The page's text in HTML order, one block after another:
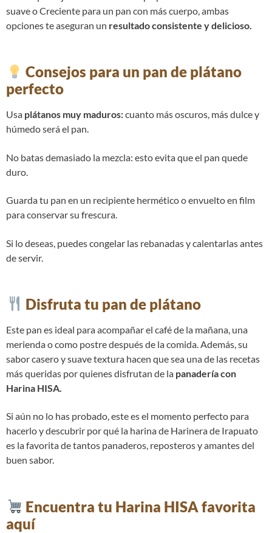
suave o Creciente para un pan con más cuerpo, ambas
opciones te aseguran un resultado consistente y delicioso.
Consejos para un pan de plátano
perfecto
Usa plátanos muy maduros:cuanto más oscuros, más dulce y
húmedo será el pan.
No batas demasiado la mezcla: esto evita que el pan quede
duro.
Guarda tu pan en un recipiente hermético o envuelto en film
para conservar su frescura.
Si lo deseas, puedes congelar las rebanadas y calentarlas antes
de servir.
Disfruta tu pan de plátano
Este pan es ideal para acompañar el café de la mañana, una
merienda o como postre después de la comida. Además, su
sabor casero y suave textura hacen que sea una de las recetas
más queridas por quienes disfrutan de la panadería con
Harina HISA.
Si aún no lo has probado, este es el momento perfecto para
hacerlo y descubrir por qué la harina de Harinera de Irapuato
es la favorita de tantos panaderos, reposteros y amantes del
buen sabor.
Encuentra tu Harina HISA favorita
aquí